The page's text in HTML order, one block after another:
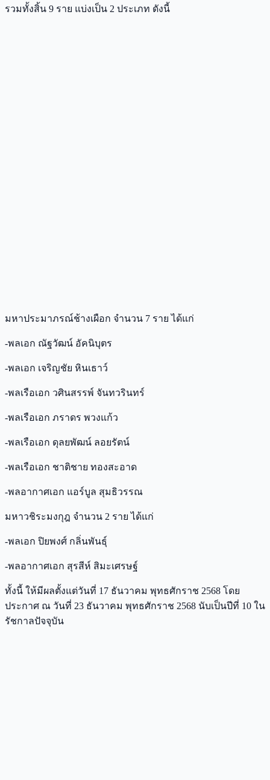
รวมทั้งสิ้น 9 ราย แบ่งเป็น 2 ประเภท ดังนี้
มหาประมาภรณ์ช้างเผือก จำนวน 7 ราย ได้แก่
-พลเอก ณัฐวัฒน์ อัคนิบุตร
-พลเอก เจริญชัย หินเธาว์
-พลเรือเอก วศินสรรพ์ จันทวรินทร์
-พลเรือเอก ภราดร พวงแก้ว
-พลเรือเอก ดุลยพัฒน์ ลอยรัตน์
-พลเรือเอก ชาติชาย ทองสะอาด
-พลอากาศเอก แอร์บูล สุมธิวรรณ
มหาวชิระมงกุฎ จำนวน 2 ราย ได้แก่
-พลเอก ปิยพงศ์ กลิ่นพันธุ์
-พลอากาศเอก สุรสีห์ สิมะเศรษฐ์
ทั้งนี้ ให้มีผลตั้งแต่วันที่ 17 ธันวาคม พุทธศักราช 2568 โดย
ประกาศ ณ วันที่ 23 ธันวาคม พุทธศักราช 2568 นับเป็นปีที่ 10 ใน
รัชกาลปัจจุบัน